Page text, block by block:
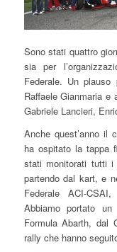
Sono stati quattro
sia per
Federale. Un
Raffaele Gianmaria
Gabriele Lancieri,
Anche quest’anno il
ha ospitato la tappa
stati monitorati tutti i
partendo dal kart, e
Federale ACI-
Abbiamo portato
Formula Abarth, dal
rally che hanno